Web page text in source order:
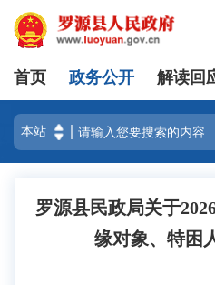
首页 政务公开 解读回
罗源县民政局关于
缘对象、特困